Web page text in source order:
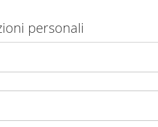
personali